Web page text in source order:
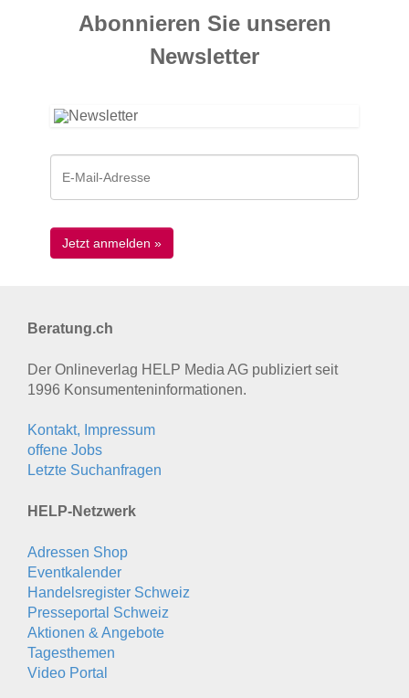
Abonnieren Sie unseren
News­letter
Beratung.ch
Der Onlineverlag HELP Media AG publiziert seit
1996 Konsumenten­informationen.
Kontakt, Impressum
offene Jobs
Letzte Suchanfragen
HELP-Netzwerk
Adressen Shop
Eventkalender
Handelsregister Schweiz
Presseportal Schweiz
Aktionen & Angebote
Tagesthemen
Video Portal